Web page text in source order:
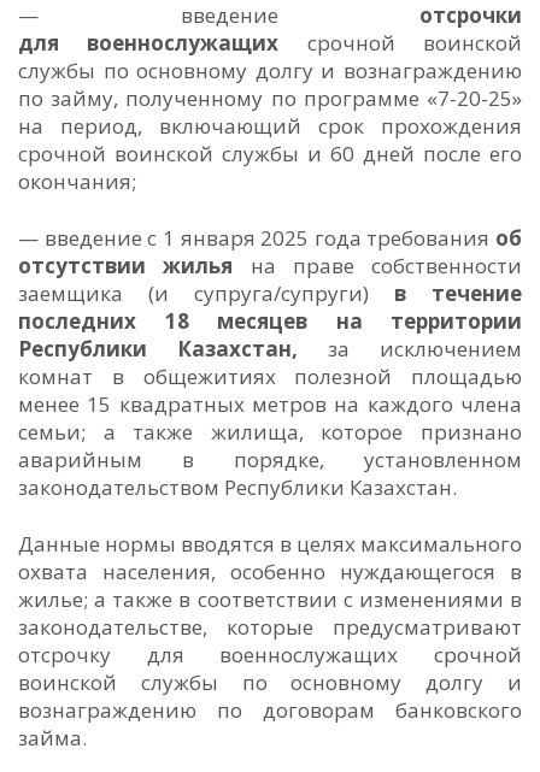
— введение отсрочки
для
военнослужащих срочной воинской
службы по основному долгу и вознаграждению
по займу, полученному по программе «7-20-25»
на период, включающий срок прохождения
срочной воинской службы и 60 дней после его
окончания;
— введение c 1 января 2025 года требования об
отсутствии жилья на праве собственности
заемщика (и супруга/супруги) в течение
последних 18 месяцев на территории
Республики Казахстан, за исключением
комнат в общежитиях полезной площадью
менее 15 квадратных метров на каждого члена
семьи; а также жилища, которое признано
аварийным в порядке, установленном
законодательством Республики Казахстан.
Данные нормы вводятся в целях максимального
охвата населения, особенно нуждающегося в
жилье; а также в соответствии с изменениями в
законодательстве, которые предусматривают
отсрочку для военнослужащих срочной
воинской службы по основному долгу и
вознаграждению по договорам банковского
займа.